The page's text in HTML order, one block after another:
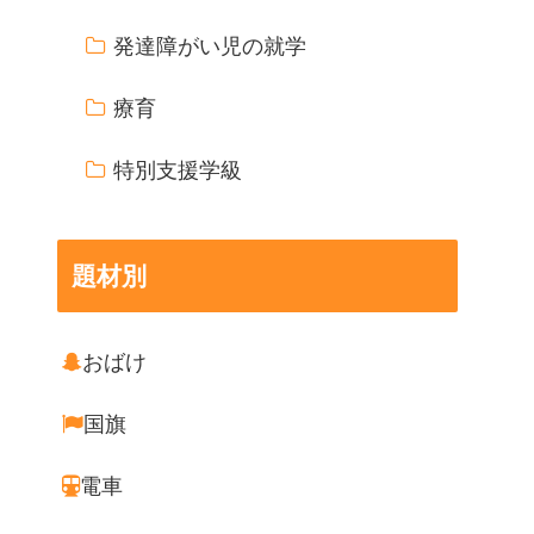
発達障がい児の就学
療育
特別支援学級
題材別
おばけ
国旗
電車